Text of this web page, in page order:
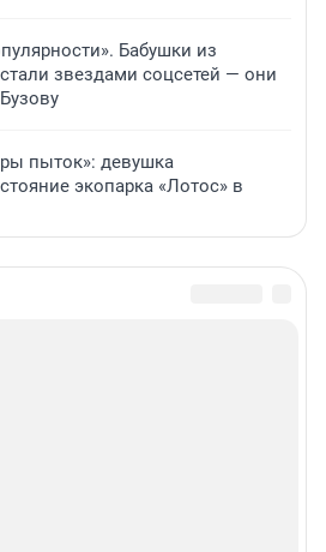
Бабушки из
звездами соцсетей — они
пыток»: девушка
экопарка «Лотос» в